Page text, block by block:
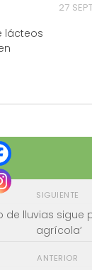
lácteos
27
SIGUIENTE
de lluvias sigue
agrícola’
ANTERIOR